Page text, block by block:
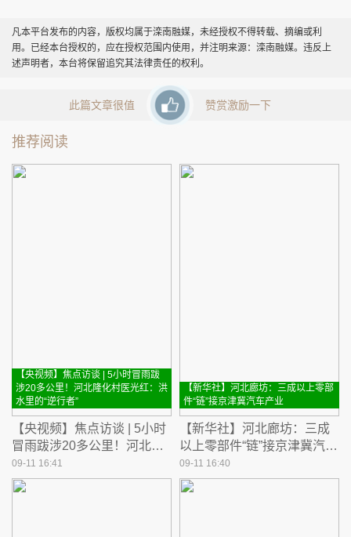
凡本平台发布的内容，版权均属于滦南融媒，未经授权不得转载、摘编或利
用。已经本台授权的，应在授权范围内使用，并注明来源：滦南融媒。违反上
述声明者，本台将保留追究其法律责任的权利。
此篇文章很值 赞赏激励一下
推荐阅读
【央视频】焦点访谈 | 5小时冒雨跋
涉20多公里！河北隆化村医光红：洪
水里的“逆行者”
【央视频】焦点访谈 | 5小时
冒雨跋涉20多公里！河北隆
化村医光红：洪水里的“逆行
者”
09-11 16:41
【新华社】河北廊坊：三成以上零部
件“链”接京津冀汽车产业
【新华社】河北廊坊：三成
以上零部件“链”接京津冀汽车
产业
09-11 16:40